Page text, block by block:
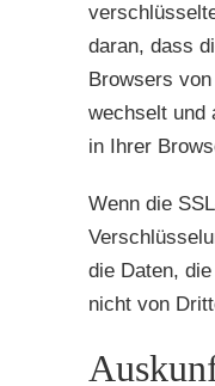
daran, dass
Browsers von
wechselt und
in Ihrer
Wenn die
die Daten,
nicht von